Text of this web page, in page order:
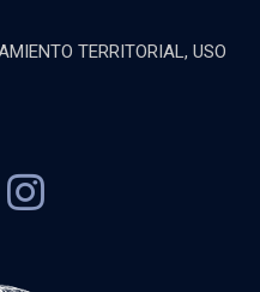
TERRITORIAL, USO